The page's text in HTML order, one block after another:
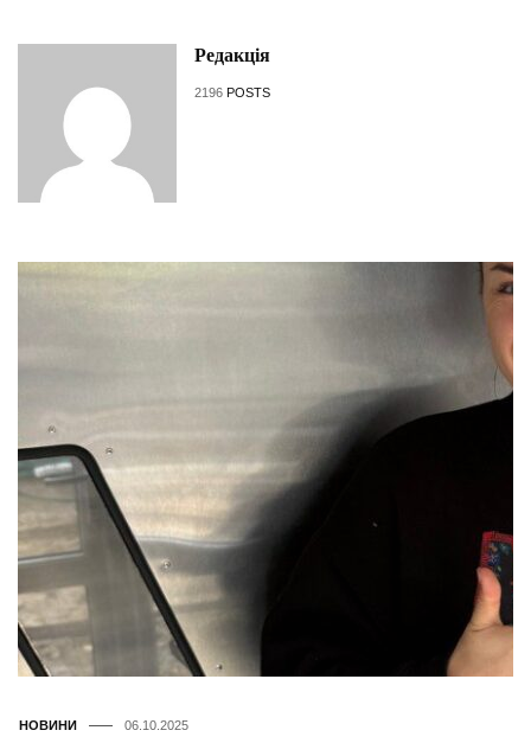
Редакція
2196 POSTS
НОВИНИ 06.10.2025